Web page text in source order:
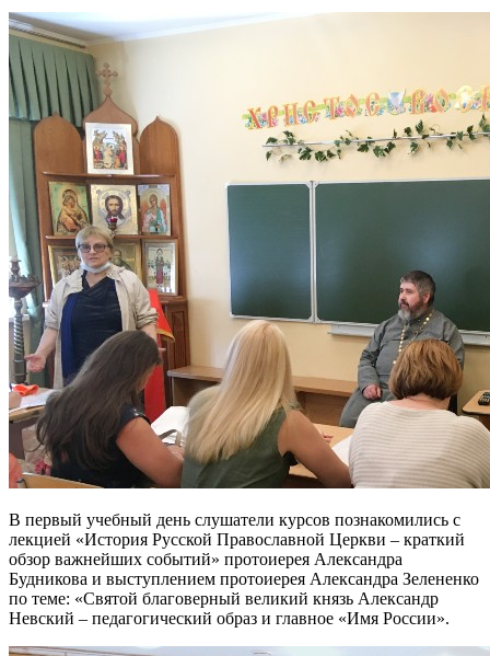
В первый учебный день слушатели курсов познакомились с
лекцией «История Русской Православной Церкви – краткий
обзор важнейших событий» протоиерея Александра
Будникова и выступлением протоиерея Александра Зелененко
по теме: «Святой благоверный великий князь Александр
Невский – педагогический образ и главное «Имя России».